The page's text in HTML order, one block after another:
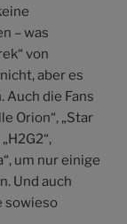
– was
von
aber es
Auch die Fans
Orion“, „Star
um nur einige
Und auch
sowieso